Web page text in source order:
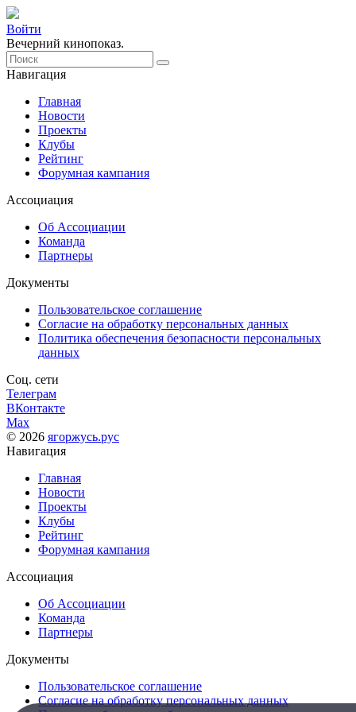
Войти
Вечерний кинопоказ.
Навигация
Главная
Новости
Проекты
Клубы
Рейтинг
Форумная кампания
Ассоциация
Об Ассоциации
Команда
Партнеры
Документы
Пользовательское соглашение
Согласие на обработку персональных данных
Политика обеспечения безопасности персональных
данных
Соц. сети
Телеграм
ВКонтакте
Max
© 2026 ягоржусь.рус
Навигация
Главная
Новости
Проекты
Клубы
Рейтинг
Форумная кампания
Ассоциация
Об Ассоциации
Команда
Партнеры
Документы
Пользовательское соглашение
Согласие на обработку персональных данных